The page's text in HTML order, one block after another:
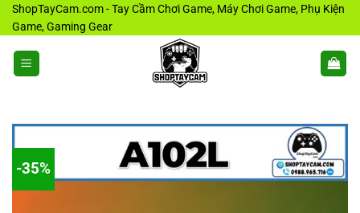
Bỏ
qua
nội
dung
ShopTayCam.com - Tay Cầm Chơi Game, Máy Chơi Game, Phụ Kiện
Game, Gaming Gear
-35%